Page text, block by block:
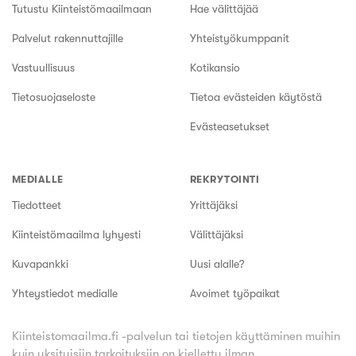
Tutustu Kiinteistömaailmaan
Palvelut rakennuttajille
Vastuullisuus
Tietosuojaseloste
Hae välittäjää
Yhteistyökumppanit
Kotikansio
Tietoa evästeiden käytöstä
Evästeasetukset
MEDIALLE
Tiedotteet
Kiinteistömaailma lyhyesti
Kuvapankki
Yhteystiedot medialle
REKRYTOINTI
Yrittäjäksi
Välittäjäksi
Uusi alalle?
Avoimet työpaikat
Kiinteistomaailma.fi -palvelun tai tietojen käyttäminen muihin